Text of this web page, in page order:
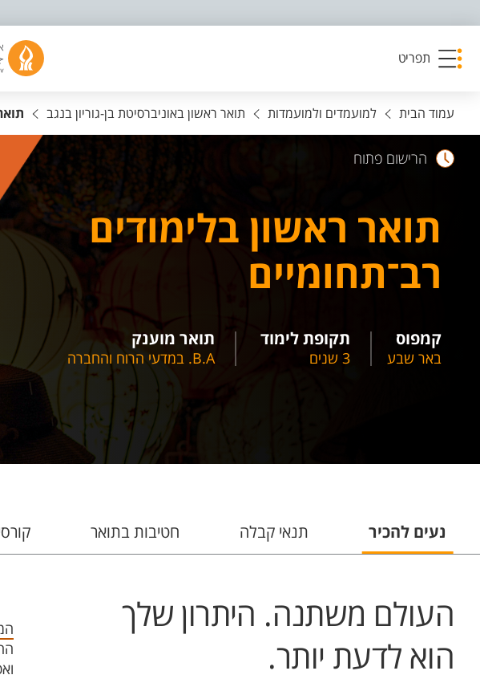
תפריט
עמוד הבית למועמדים ולמועמדות תואר ראשון באוניברסיטת בן-גוריון בנגב
הרישום פתוח
תואר ראשון בלימודים
רב־תחומיים
קמפוס
באר שבע
תקופת לימוד
3 שנים
תואר מוענק
B.A. במדעי הרוח והחברה
נעים להכיר תנאי קבלה חטיבות בתואר
העולם משתנה. היתרון שלך
הוא לדעת יותר.